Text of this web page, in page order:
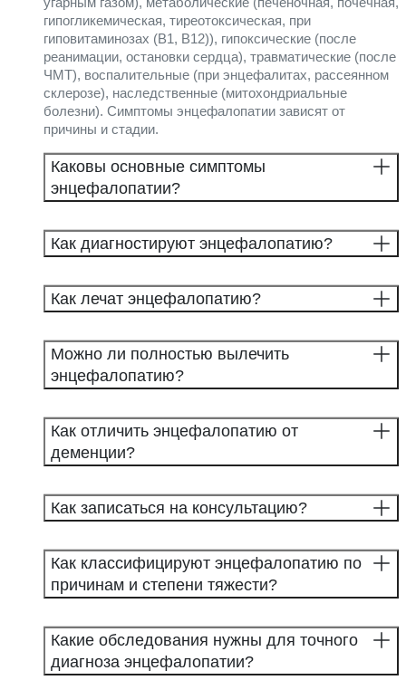
гипогликемическая, тиреотоксическая, при
гиповитаминозах (В1, В12)), гипоксические (после
реанимации, остановки сердца), травматические (после
ЧМТ), воспалительные (при энцефалитах, рассеянном
склерозе), наследственные (митохондриальные
болезни). Симптомы энцефалопатии зависят от
причины и стадии.
Каковы основные симптомы
энцефалопатии?
Как диагностируют энцефалопатию?
Как лечат энцефалопатию?
Можно ли полностью вылечить
энцефалопатию?
Как отличить энцефалопатию от
деменции?
Как записаться на консультацию?
Как классифицируют энцефалопатию по
причинам и степени тяжести?
Какие обследования нужны для точного
диагноза энцефалопатии?